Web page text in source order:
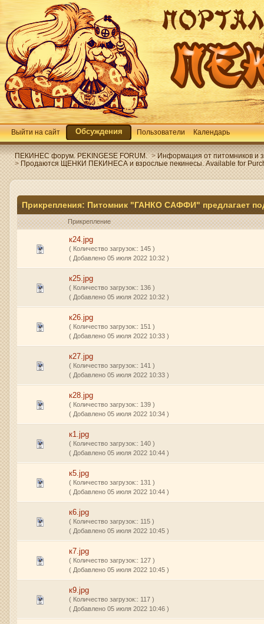
Выйти на сайт Обсуждения Пользователи Календарь
ПЕКИНЕС форум. PEKINGESE FORUM. > Информация от питомников и
> Продаются ЩЕНКИ ПЕКИНЕСА и взрослые пекинесы. Available for
Прикрепления: Питомник "ГАНКО САФФИ" предлагает
Прикрепление
к24.jpg
( Количество загрузок:: 145 )
( Добавлено 05 июля 2022 10:32 )
к25.jpg
( Количество загрузок:: 136 )
( Добавлено 05 июля 2022 10:32 )
к26.jpg
( Количество загрузок:: 151 )
( Добавлено 05 июля 2022 10:33 )
к27.jpg
( Количество загрузок:: 141 )
( Добавлено 05 июля 2022 10:33 )
к28.jpg
( Количество загрузок:: 139 )
( Добавлено 05 июля 2022 10:34 )
к1.jpg
( Количество загрузок:: 140 )
( Добавлено 05 июля 2022 10:44 )
к5.jpg
( Количество загрузок:: 131 )
( Добавлено 05 июля 2022 10:44 )
к6.jpg
( Количество загрузок:: 115 )
( Добавлено 05 июля 2022 10:45 )
к7.jpg
( Количество загрузок:: 127 )
( Добавлено 05 июля 2022 10:45 )
к9.jpg
( Количество загрузок:: 117 )
( Добавлено 05 июля 2022 10:46 )